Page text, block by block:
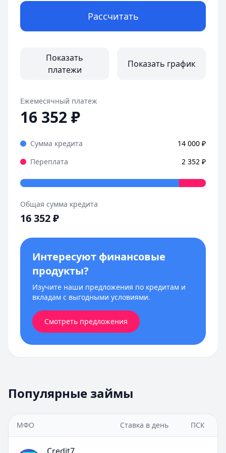
Рассчитать
Показать
платежи
Показать график
Ежемесячный платеж
16 352₽
Сумма кредита 14 000 ₽
Переплата
2 352 ₽
Общая сумма кредита
16 352₽
Интересуют финансовые
продукты?
Изучите наши предложения по кредитам и
вкладам с выгодными условиями.
Смотреть предложения
Популярные займы
МФО Ставка в день ПСК